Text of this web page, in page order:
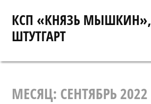
содержимому
КСП «КНЯЗЬ МЫШКИН»,
ШТУТГАРТ
МЕСЯЦ: СЕНТЯБРЬ 2022